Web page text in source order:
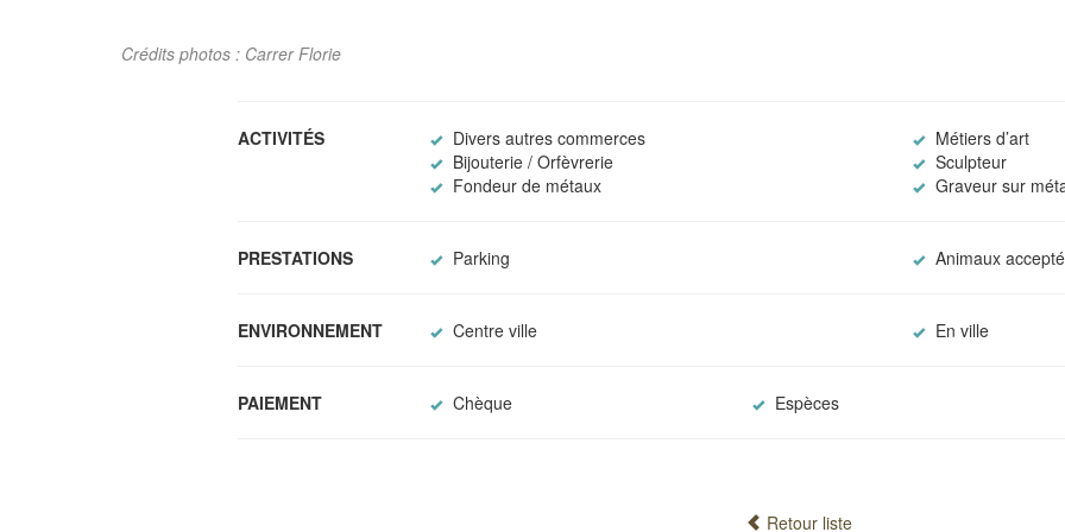
Crédits photos : Carrer Florie
ACTIVITÉS Divers autres commerces
Métiers d’art
Bijouterie / Orfèvrerie
Sculpteur
Fondeur de métaux
Graveur sur
PRESTATIONS Parking Animaux
ENVIRONNEMENT Centre ville En ville
PAIEMENT Chèque Espèces
Retour liste